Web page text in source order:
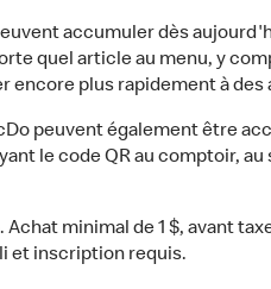
accumuler dès
quel article au menu, y
encore plus rapidement à
peuvent également être
le code QR au comptoir,
Achat minimal de 1 $, avant
et inscription requis.